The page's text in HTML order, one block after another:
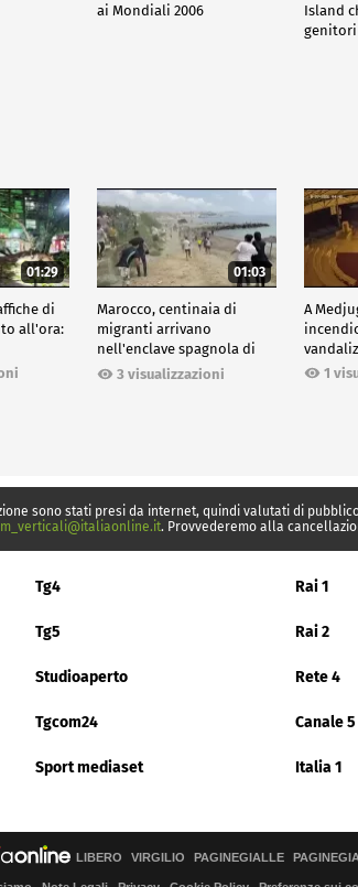
ai Mondiali 2006
Island
genitori
01:29
di
all'ora:
01:03
Marocco, centinaia di
migranti arrivano
nell'enclave spagnola di
Ceuta3 visualizzazioni
A
1
sono stati presi da internet, quindi valutati di
. Provvederemo alla
Tg4 Rai 1
Tg5 Rai 2
Studioaperto Rete 4
Tgcom24 Canale 5
Sport mediaset Italia 1
LIBERO VIRGILIO PAGINEGIALLE